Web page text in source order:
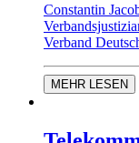
Constantin
Verband
MEHR LESEN